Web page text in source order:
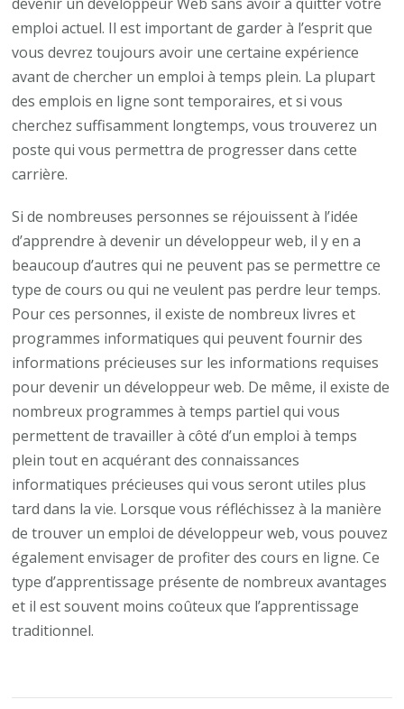
emploi actuel. Il est important de garder à l’esprit que
vous devrez toujours avoir une certaine expérience
avant de chercher un emploi à temps plein. La plupart
des emplois en ligne sont temporaires, et si vous
cherchez suffisamment longtemps, vous trouverez un
poste qui vous permettra de progresser dans cette
carrière.
Si de nombreuses personnes se réjouissent à l’idée
d’apprendre à devenir un développeur web, il y en a
beaucoup d’autres qui ne peuvent pas se permettre ce
type de cours ou qui ne veulent pas perdre leur temps.
Pour ces personnes, il existe de nombreux livres et
programmes informatiques qui peuvent fournir des
informations précieuses sur les informations requises
pour devenir un développeur web. De même, il existe de
nombreux programmes à temps partiel qui vous
permettent de travailler à côté d’un emploi à temps
plein tout en acquérant des connaissances
informatiques précieuses qui vous seront utiles plus
tard dans la vie. Lorsque vous réfléchissez à la manière
de trouver un emploi de développeur web, vous pouvez
également envisager de profiter des cours en ligne. Ce
type d’apprentissage présente de nombreux avantages
et il est souvent moins coûteux que l’apprentissage
traditionnel.